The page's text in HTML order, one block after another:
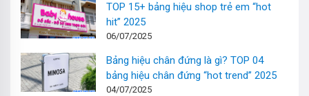
TOP 15+ bảng hiệu shop trẻ em “hot
hit” 2025
06/07/2025
Bảng hiệu chân đứng là gì? TOP 04
bảng hiệu chân đứng “hot trend” 2025
04/07/2025